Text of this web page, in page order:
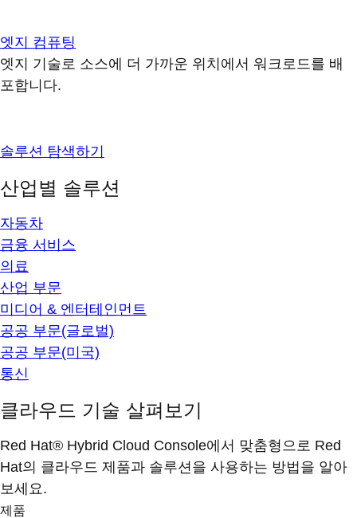
엣지 컴퓨팅
엣지 기술로 소스에 더 가까운 위치에서 워크로드를 배
포합니다.
솔루션 탐색하기
산업별 솔루션
자동차
금융 서비스
의료
산업 부문
미디어 & 엔터테인먼트
공공 부문(글로벌)
공공 부문(미국)
통신
클라우드 기술 살펴보기
Red Hat® Hybrid Cloud Console에서 맞춤형으로 Red
Hat의 클라우드 제품과 솔루션을 사용하는 방법을 알아
보세요.
제품